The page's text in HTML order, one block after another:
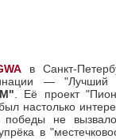
в Санкт-
— "Лучший
. Её проект
настолько
победы не
в